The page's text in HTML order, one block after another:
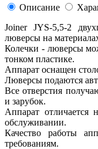
Описание
Joiner JYS-5,5-2
люверсы на
Колечки - люверсы
тонком пластике.
Аппарат оснащен
Люверсы подаются
Все отверстия
и зарубок.
Аппарат отличается
обслуживании.
Качество работы
требованиям.